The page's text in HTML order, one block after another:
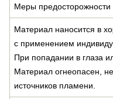
Меры предосторожности
Материал наносится в
с применением
При попадании в глаза
Материал огнеопасен,
источников пламени.